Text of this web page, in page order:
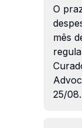
O
mês
25/08.